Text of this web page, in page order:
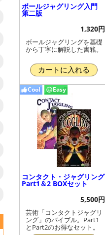
ボールジャグリング入門
第二版
1,320円
ボールジャグリングを基礎
から丁寧に解説した書籍。
カートに入れる
Cool Easy
コンタクト・ジャグリング
Part1＆2 BOXセット
5,500円
芸術「コンタクトジャグリ
ング」のバイブル。Part1
とPart2のお得なセット。